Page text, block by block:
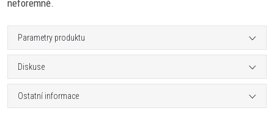
neforemně.
Parametry produktu
Diskuse
Ostatní informace